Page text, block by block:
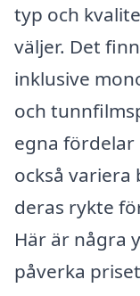
typ och
väljer. Det
inklusive
och
egna fördelar
också variera
deras rykte
Här är några
påverka